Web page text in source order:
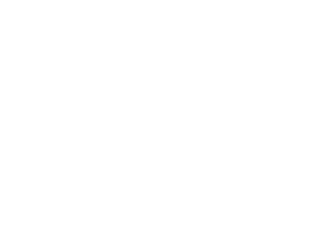
«Долями»
оформления
Сплит в
через Пэй